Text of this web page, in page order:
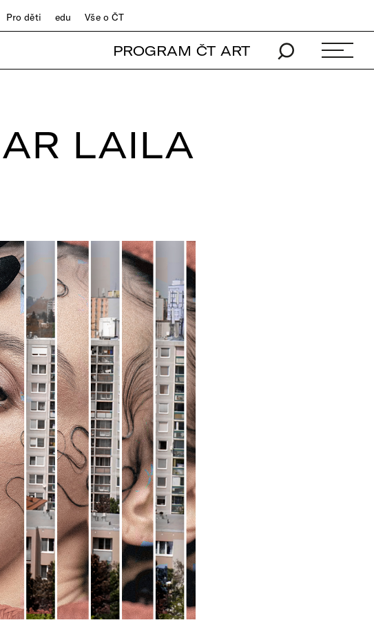
Pro děti edu Vše o ČT
PROGRAM ČT ART
LAILA